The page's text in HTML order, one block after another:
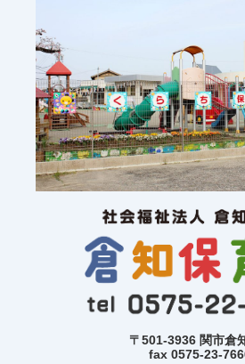
〒501-3936 関市倉
fax 0575-23-